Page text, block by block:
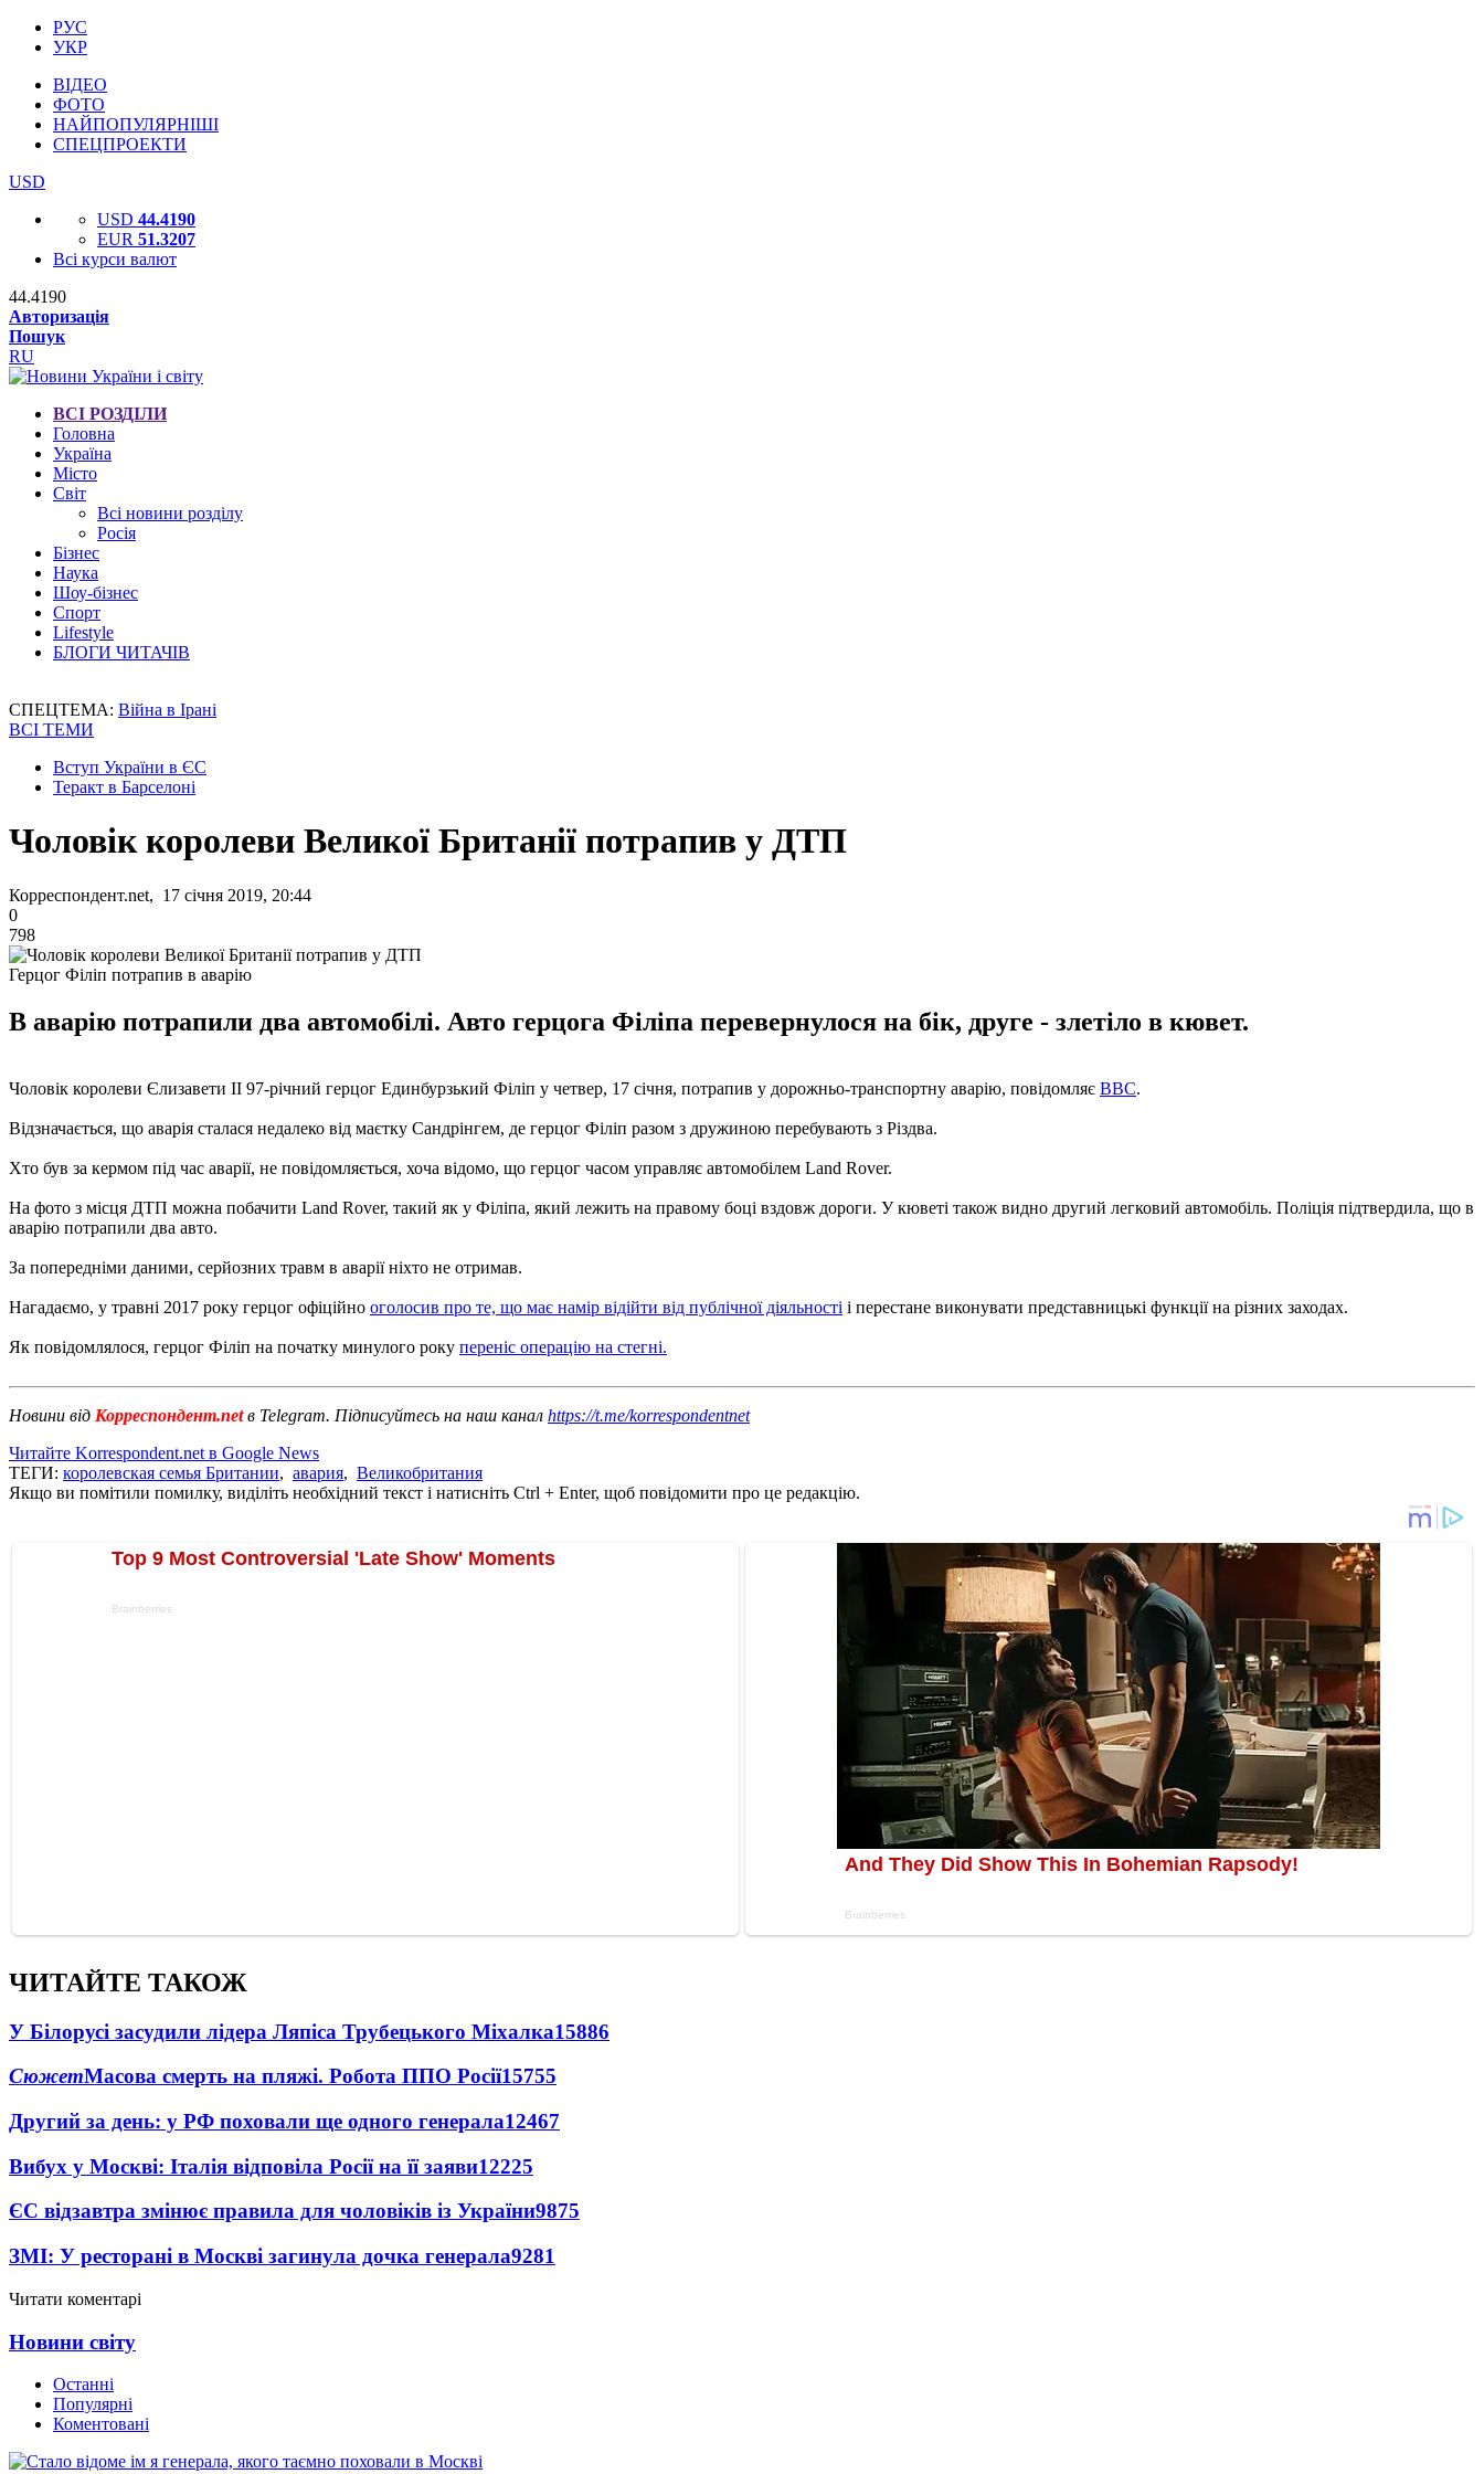
РУС
УКР
ВІДЕО
ФОТО
НАЙПОПУЛЯРНІШІ
СПЕЦПРОЕКТИ
USD
USD 44.4190
EUR 51.3207
Всі курси валют
44.4190
Авторизація
Пошук
RU
ВСІ РОЗДІЛИ
Головна
Україна
Місто
Світ
Всі новини розділу
Росія
Бізнес
Наука
Шоу-бізнес
Спорт
Lifestyle
БЛОГИ ЧИТАЧІВ
СПЕЦТЕМА: Війна в Ірані
ВСІ ТЕМИ
Вступ України в ЄС
Теракт в Барселоні
Чоловік королеви Великої Британії потрапив у ДТП
Корреспондент.net, 17 січня 2019, 20:44
0
798
Герцог Філіп потрапив в аварію
В аварію потрапили два автомобілі. Авто герцога Філіпа перевернулося на бік, друге - злетіло в кювет.
Чоловік королеви Єлизавети II 97-річний герцог Единбурзький Філіп у четвер, 17 січня, потрапив у дорожньо-транспортну аварію, повідомляє ВВС.
Відзначається, що аварія сталася недалеко від маєтку Сандрінгем, де герцог Філіп разом з дружиною перебувають з Різдва.
Хто був за кермом під час аварії, не повідомляється, хоча відомо, що герцог часом управляє автомобілем Land Rover.
На фото з місця ДТП можна побачити Land Rover, такий як у Філіпа, який лежить на правому боці вздовж дороги. У кюветі також видно другий легковий автомобіль. Поліція підтвердила, що в
аварію потрапили два авто.
За попередніми даними, серйозних травм в аварії ніхто не отримав.
Нагадаємо, у травні 2017 року герцог офіційно оголосив про те, що має намір відійти від публічної діяльності і перестане виконувати представницькі функції на різних заходах.
Як повідомлялося, герцог Філіп на початку минулого року переніс операцію на стегні.
Новини від Корреспондент.netв Telegram. Підписуйтесь на наш канал https://t.me/korrespondentnet
Читайте Korrespondent.net в Google News
ТЕГИ: королевская семья Британии, авария, Великобритания
Якщо ви помітили помилку, виділіть необхідний текст і натисніть Ctrl + Enter, щоб повідомити про це редакцію.
ЧИТАЙТЕ ТАКОЖ
У Білорусі засудили лідера Ляпіса Трубецького Міхалка15886
СюжетМасова смерть на пляжі. Робота ППО Росії15755
Другий за день: у РФ поховали ще одного генерала12467
Вибух у Москві: Італія відповіла Росії на її заяви12225
ЄС відзавтра змінює правила для чоловіків із України9875
ЗМІ: У ресторані в Москві загинула дочка генерала9281
Читати коментарі
Новини світу
Останні
Популярні
Коментовані